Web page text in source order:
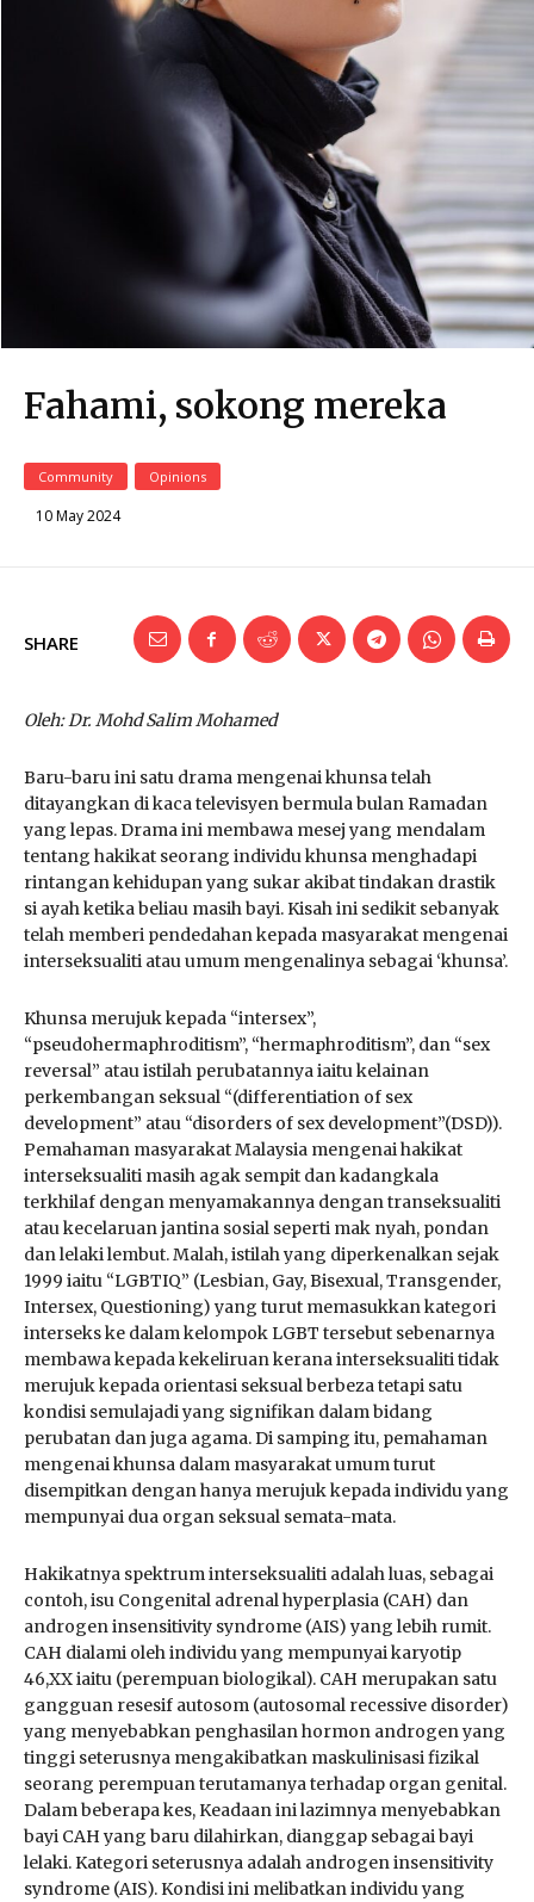
Fahami, sokong mereka
Community Opinions
10 May 2024
SHARE
Oleh: Dr. Mohd Salim Mohamed
Baru-baru ini satu drama mengenai khunsa telah
ditayangkan di kaca televisyen bermula bulan Ramadan
yang lepas. Drama ini membawa mesej yang mendalam
tentang hakikat seorang individu khunsa menghadapi
rintangan kehidupan yang sukar akibat tindakan drastik
si ayah ketika beliau masih bayi. Kisah ini sedikit sebanyak
telah memberi pendedahan kepada masyarakat mengenai
interseksualiti atau umum mengenalinya sebagai ‘khunsa’.
Khunsa merujuk kepada “intersex”,
“pseudohermaphroditism”, “hermaphroditism”, dan “sex
reversal” atau istilah perubatannya iaitu kelainan
perkembangan seksual “(differentiation of sex
development” atau “disorders of sex development”(DSD)).
Pemahaman masyarakat Malaysia mengenai hakikat
interseksualiti masih agak sempit dan kadangkala
terkhilaf dengan menyamakannya dengan transeksualiti
atau kecelaruan jantina sosial seperti mak nyah, pondan
dan lelaki lembut. Malah, istilah yang diperkenalkan sejak
1999 iaitu “LGBTIQ” (Lesbian, Gay, Bisexual, Transgender,
Intersex, Questioning) yang turut memasukkan kategori
interseks ke dalam kelompok LGBT tersebut sebenarnya
membawa kepada kekeliruan kerana interseksualiti tidak
merujuk kepada orientasi seksual berbeza tetapi satu
kondisi semulajadi yang signifikan dalam bidang
perubatan dan juga agama. Di samping itu, pemahaman
mengenai khunsa dalam masyarakat umum turut
disempitkan dengan hanya merujuk kepada individu yang
mempunyai dua organ seksual semata-mata.
Hakikatnya spektrum interseksualiti adalah luas, sebagai
contoh, isu Congenital adrenal hyperplasia (CAH) dan
androgen insensitivity syndrome (AIS) yang lebih rumit.
CAH dialami oleh individu yang mempunyai karyotip
46,XX iaitu (perempuan biologikal). CAH merupakan satu
gangguan resesif autosom (autosomal recessive disorder)
yang menyebabkan penghasilan hormon androgen yang
tinggi seterusnya mengakibatkan maskulinisasi fizikal
seorang perempuan terutamanya terhadap organ genital.
Dalam beberapa kes, Keadaan ini lazimnya menyebabkan
bayi CAH yang baru dilahirkan, dianggap sebagai bayi
lelaki. Kategori seterusnya adalah androgen insensitivity
syndrome (AIS). Kondisi ini melibatkan individu yang